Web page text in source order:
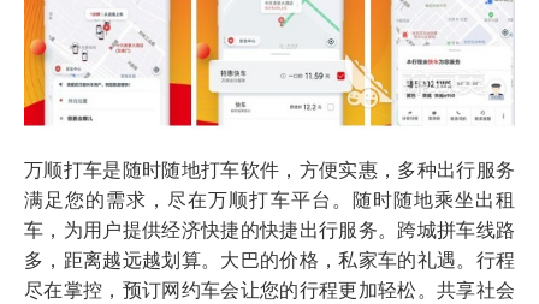
万顺打车是随时随地打车软件，方便实惠，多种出行服务
满足您的需求，尽在万顺打车平台。随时随地乘坐出租
车，为用户提供经济快捷的快捷出行服务。跨城拼车线路
多，距离越远越划算。大巴的价格，私家车的礼遇。行程
尽在掌控，预订网约车会让您的行程更加轻松。共享社会